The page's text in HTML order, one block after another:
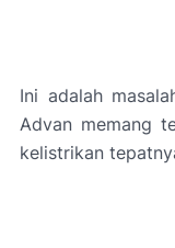
Ini adalah
Advan memang
kelistrikan